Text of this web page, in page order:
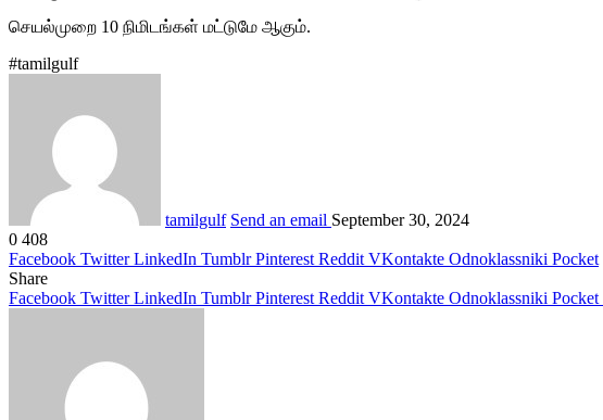
செயல்முறை 10 நிமிடங்கள் மட்டுமே ஆகும்.
#tamilgulf
tamilgulf Send an email September 30, 2024
0 408
Facebook Twitter LinkedIn Tumblr Pinterest Reddit VKontakte Odnoklassniki Pocket
Share
Facebook Twitter LinkedIn Tumblr Pinterest Reddit VKontakte Odnoklassniki Pocket